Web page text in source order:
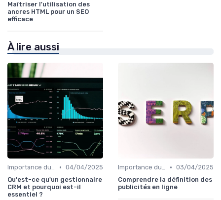
Maîtriser l'utilisation des
ancres HTML pour un SEO
efficace
À lire aussi
Importance du SEO pour les Entreprises • 04/04/2025
Qu'est-ce qu'un gestionnaire
CRM et pourquoi est-il
essentiel ?
Importance du SEO pour les Entreprises • 03/04/2025
Comprendre la définition des
publicités en ligne